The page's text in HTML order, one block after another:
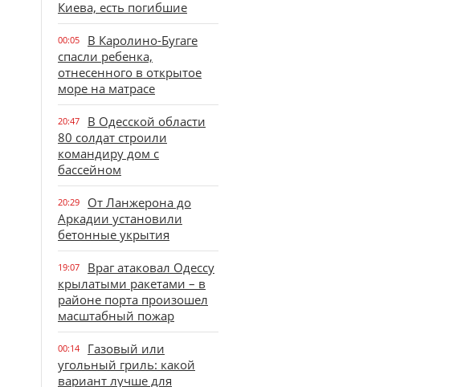
Киева, есть погибшие
00:05
В Каролино-Бугаге
спасли ребенка,
отнесенного в открытое
море на матрасе
20:47
В Одесской области
80 солдат строили
командиру дом с
бассейном
20:29
От Ланжерона до
Аркадии установили
бетонные укрытия
19:07
Враг атаковал Одессу
крылатыми ракетами – в
районе порта произошел
масштабный пожар
00:14
Газовый или
угольный гриль: какой
вариант лучше для